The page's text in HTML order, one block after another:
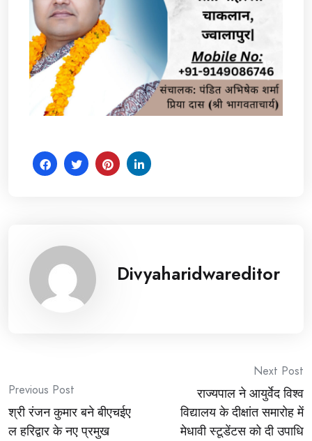
Divyaharidwareditor
Post
navigation
Previous Post
श्री रंजन कुमार बने बीएचईए
ल हरिद्वार के नए प्रमुख
Next Post
राज्यपाल ने आयुर्वेद विश्व
विद्यालय के दीक्षांत समारोह में
मेधावी स्टूडेंटस को दी उपाधि